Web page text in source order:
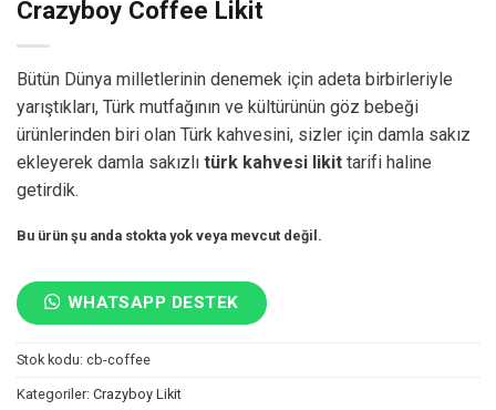
Crazyboy Coffee Likit
Bütün Dünya milletlerinin denemek için adeta birbirleriyle
yarıştıkları, Türk mutfağının ve kültürünün göz bebeği
ürünlerinden biri olan Türk kahvesini, sizler için damla sakız
ekleyerek damla sakızlı türk kahvesi likit tarifi haline
getirdik.
Bu ürün şu anda stokta yok veya mevcut değil.
WHATSAPP DESTEK
Stok kodu: cb-coffee
Kategoriler: Crazyboy Likit